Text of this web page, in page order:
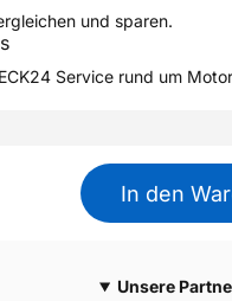
Cruiser
Nein
M/C
(GPSR)
und sparen.
Service rund um
In den
Unsere